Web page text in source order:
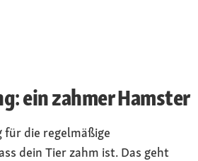
ein zahmer Hamster
für die regelmäßige
dein Tier zahm ist. Das geht